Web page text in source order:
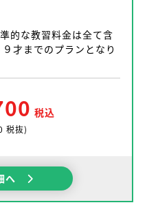
的な教習料金は全て含
才までのプランとなり
税込
税抜)
へ